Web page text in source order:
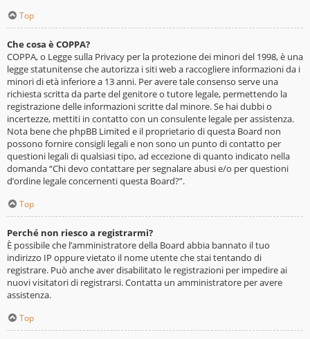
Top
Che cosa è COPPA?
COPPA, o Legge sulla Privacy per la protezione dei minori del 1998, è una
legge statunitense che autorizza i siti web a raccogliere informazioni da i
minori di età inferiore a 13 anni. Per avere tale consenso serve una
richiesta scritta da parte del genitore o tutore legale, permettendo la
registrazione delle informazioni scritte dal minore. Se hai dubbi o
incertezze, mettiti in contatto con un consulente legale per assistenza.
Nota bene che phpBB Limited e il proprietario di questa Board non
possono fornire consigli legali e non sono un punto di contatto per
questioni legali di qualsiasi tipo, ad eccezione di quanto indicato nella
domanda “Chi devo contattare per segnalare abusi e/o per questioni
d’ordine legale concernenti questa Board?”.
Top
Perché non riesco a registrarmi?
È possibile che l’amministratore della Board abbia bannato il tuo
indirizzo IP oppure vietato il nome utente che stai tentando di
registrare. Può anche aver disabilitato le registrazioni per impedire ai
nuovi visitatori di registrarsi. Contatta un amministratore per avere
assistenza.
Top